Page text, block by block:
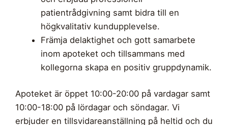
patientrådgivning samt bidra till en
högkvalitativ kundupplevelse.
Främja delaktighet och gott samarbete
inom apoteket och tillsammans med
kollegorna skapa en positiv gruppdynamik.
Apoteket är öppet 10:00-20:00 på vardagar samt
10:00-18:00 på lördagar och söndagar. Vi
erbjuder en tillsvidareanställning på heltid och du